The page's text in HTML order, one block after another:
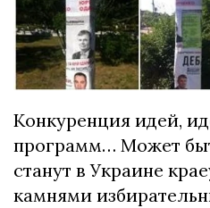
Конкуренция идей,
программ… Может
станут в Украине
камнями